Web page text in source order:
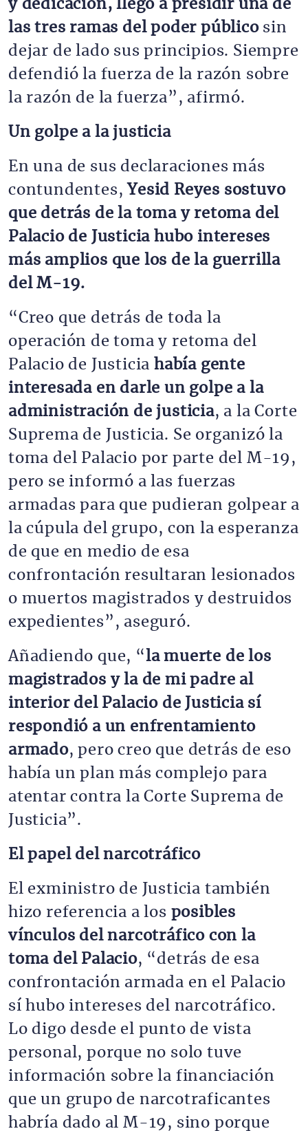
y dedicación, llegó a presidir una de
las tres ramas del poder público sin
dejar de lado sus principios. Siempre
defendió la fuerza de la razón sobre
la razón de la fuerza”, afirmó.
Un golpe a la justicia
En una de sus declaraciones más
contundentes, Yesid Reyes sostuvo
que detrás de la toma y retoma del
Palacio de Justicia hubo intereses
más amplios que los de la guerrilla
del M-19.
“Creo que detrás de toda la
operación de toma y retoma del
Palacio de Justicia había gente
interesada en darle un golpe a la
administración de justicia, a la Corte
Suprema de Justicia. Se organizó la
toma del Palacio por parte del M-19,
pero se informó a las fuerzas
armadas para que pudieran golpear a
la cúpula del grupo, con la esperanza
de que en medio de esa
confrontación resultaran lesionados
o muertos magistrados y destruidos
expedientes”, aseguró.
Añadiendo que, “la muerte de los
magistrados y la de mi padre al
interior del Palacio de Justicia sí
respondió a un enfrentamiento
armado, pero creo que detrás de eso
había un plan más complejo para
atentar contra la Corte Suprema de
Justicia”.
El papel del narcotráfico
El exministro de Justicia también
hizo referencia a los posibles
vínculos del narcotráfico con la
toma del Palacio, “detrás de esa
confrontación armada en el Palacio
sí hubo intereses del narcotráfico.
Lo digo desde el punto de vista
personal, porque no solo tuve
información sobre la financiación
que un grupo de narcotraficantes
habría dado al M-19, sino porque